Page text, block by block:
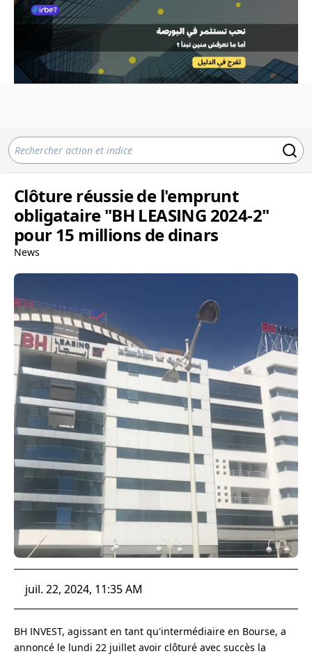
Clôture réussie de l'emprunt
obligataire "BH LEASING 2024-2"
pour 15 millions de dinars
News
juil. 22, 2024, 11:35 AM
BH INVEST, agissant en tant qu'intermédiaire en Bourse, a
annoncé le lundi 22 juillet avoir clôturé avec succès la